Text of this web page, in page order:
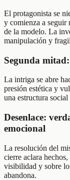
El protagonista se
y comienza a seguir
de la modelo. La
manipulación y
Segunda
La intriga se abre
presión estética y
una estructura
Desenlace:
emocional
La resolución del
cierre aclara
visibilidad y sobre
abandona.